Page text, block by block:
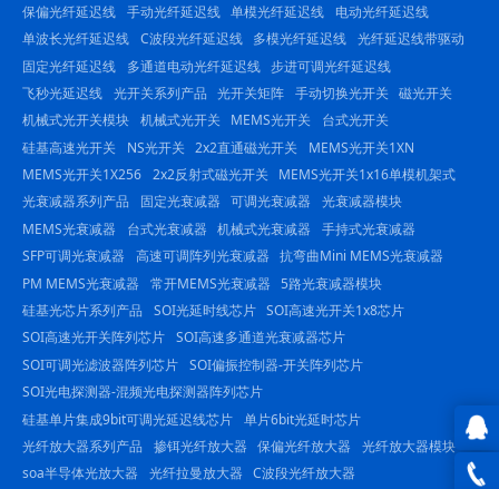
QQ在
保偏光纤延迟线 手动光纤延迟线 单模光纤延迟线
电动光纤延迟线
单波长光纤延迟线 C波段光纤延迟线 多模光纤延迟线 光纤延迟线带驱动
固定光纤延迟线
多通道电动光纤延迟线 步进可调光纤延迟线
飞秒光延迟线 光开关系列产品 光开关矩阵 手动切换光开关 磁光开关
机械式光开关模块 机械式光开关 MEMS光开关
台式光开关
硅基高速光开关
NS光开关 2x2直通磁光开关
MEMS光开关1XN
MEMS光开关1X256 2x2反射式磁光开关
MEMS光开关1x16单模机架式
光衰减器系列产品
固定光衰减器 可调光衰减器
光衰减器模块
MEMS光衰减器
台式光衰减器 机械式光衰减器
手持式光衰减器
SFP可调光衰减器
高速可调阵列光衰减器 抗弯曲Mini MEMS光衰减器
PM MEMS光衰减器
常开MEMS光衰减器 5路光衰减器模块
硅基光芯片系列产品
SOI光延时线芯片 SOI高速光开关1x8芯片
SOI高速光开关阵列芯片 SOI高速多通道光衰减器芯片
SOI可调光滤波器阵列芯片 SOI偏振控制器-开关阵列芯片
SOI光电探测器-混频光电探测器阵列芯片
硅基单片集成9bit可调光延迟线芯片 单片6bit光延时芯片
光纤放大器系列产品
掺铒光纤放大器 保偏光纤放大器
光纤放大器模块
soa半导体光放大器
光纤拉曼放大器 C波段光纤放大器